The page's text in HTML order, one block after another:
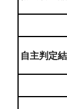
自主判定